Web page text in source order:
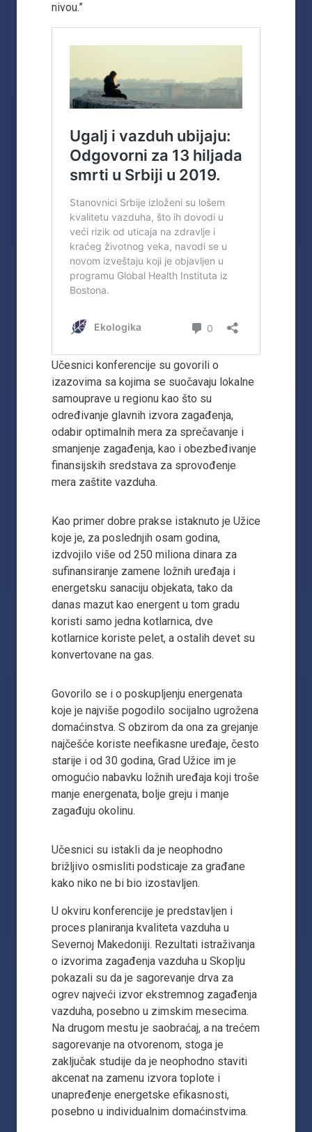
nivou.”
Učesnici konferencije su govorili o
izazovima sa kojima se suočavaju lokalne
samouprave u regionu kao što su
određivanje glavnih izvora zagađenja,
odabir optimalnih mera za sprečavanje i
smanjenje zagađenja, kao i obezbeđivanje
finansijskih sredstava za sprovođenje
mera zaštite vazduha.
Kao primer dobre prakse istaknuto je Užice
koje je, za poslednjih osam godina,
izdvojilo više od 250 miliona dinara za
sufinansiranje zamene ložnih uređaja i
energetsku sanaciju objekata, tako da
danas mazut kao energent u tom gradu
koristi samo jedna kotlarnica, dve
kotlarnice koriste pelet, a ostalih devet su
konvertovane na gas.
Govorilo se i o poskupljenju energenata
koje je najviše pogodilo socijalno ugrožena
domaćinstva. S obzirom da ona za grejanje
najčešće koriste neefikasne uređaje, često
starije i od 30 godina, Grad Užice im je
omogućio nabavku ložnih uređaja koji troše
manje energenata, bolje greju i manje
zagađuju okolinu.
Učesnici su istakli da je neophodno
brižljivo osmisliti podsticaje za građane
kako niko ne bi bio izostavljen.
U okviru konferencije je predstavljen i
proces planiranja kvaliteta vazduha u
Severnoj Makedoniji. Rezultati istraživanja
o izvorima zagađenja vazduha u Skoplju
pokazali su da je sagorevanje drva za
ogrev najveći izvor ekstremnog zagađenja
vazduha, posebno u zimskim mesecima.
Na drugom mestu je saobraćaj, a na trećem
sagorevanje na otvorenom, stoga je
zaključak studije da je neophodno staviti
akcenat na zamenu izvora toplote i
unapređenje energetske efikasnosti,
posebno u individualnim domaćinstvima.